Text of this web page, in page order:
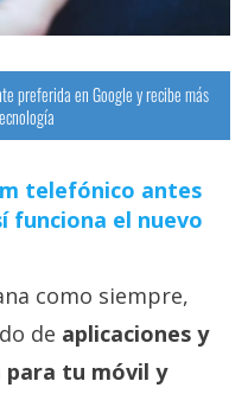
preferida en Google y recibe más
telefónico antes
funciona el nuevo
como siempre,
de aplicaciones y
tu móvil y